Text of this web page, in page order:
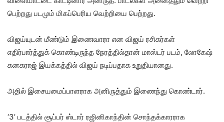
பெற்றது படமும் மிகப்பெரிய வெற்றியை பெற்றது.
விஜய்யுடன் மீண்டும் இணைவாரா என விஜய் ரசிகர்கள்
எதிர்பார்த்துக் கொண்டிருந்த நேரத்தில்தான் மாஸ்டர் படம், லோகேஷ்
கனகராஜ் இயக்கத்தில் விஜய் நடிப்பதாக உறுதியானது.
அதில் இசையமைப்பாளராக அனிருத்தும் இணைந்து கொண்டார்.
‘3’ படத்தில் சூப்பர் ஸ்டார் ரஜினிகாந்தின் சொந்தக்காரராக